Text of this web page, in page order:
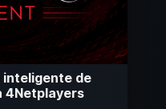
inteligente de
4Netplayers